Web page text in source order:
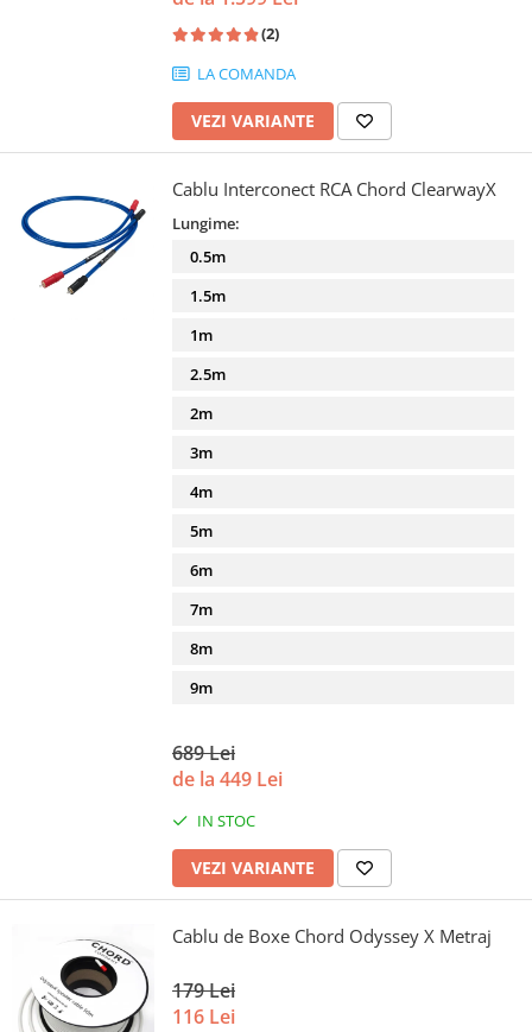
(2)
LA COMANDA
VEZI VARIANTE
Cablu Interconect RCA Chord ClearwayX
Lungime:
0.5m
1.5m
1m
2.5m
2m
3m
4m
5m
6m
7m
8m
9m
689 Lei
de la 449 Lei
IN STOC
VEZI VARIANTE
Cablu de Boxe Chord Odyssey X Metraj
179 Lei
116 Lei